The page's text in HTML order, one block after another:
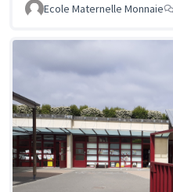
Ecole Maternelle Monnaie